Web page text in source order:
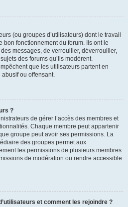
(ou groupes d’utilisateurs) dont le travail
bon fonctionnement du forum. Ils ont le
messages, de verrouiller, déverrouiller,
des forums qu’ils modèrent.
que les utilisateurs partent en
ou offensant.
?
de gérer l’accès des membres et
Chaque membre peut appartenir
groupe peut avoir ses permissions. La
des groupes permet aux
les permissions de plusieurs membres
de modération ou rendre accessible
et comment les rejoindre ?